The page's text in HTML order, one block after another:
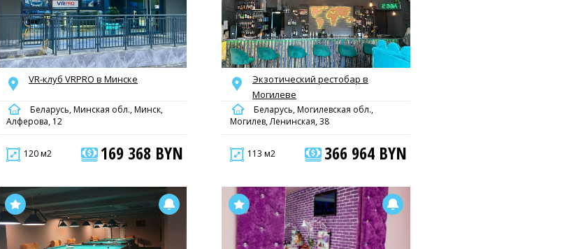
VR-клуб VRPRO в Минске
Беларусь, Минская обл., Минск,
Алферова, 12
120 м2 169 368 BYN
Экзотический рестобар в
Могилеве
Беларусь, Могилевская обл.,
Могилев, Ленинская, 38
113 м2 366 964 BYN